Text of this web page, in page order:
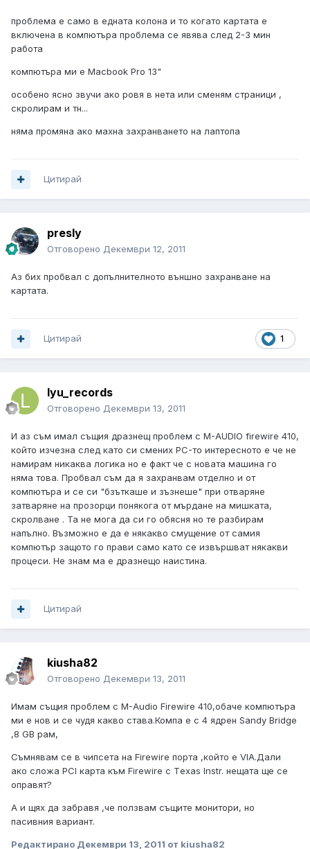
проблема е само в едната колона и то когато картата е
включена в компютъра проблема се явява след 2-3 мин
работа
компютъра ми е Macbook Pro 13"
особено ясно звучи ако ровя в нета или сменям страници ,
скролирам и тн...
няма промяна ако махна захранването на лаптопа
Цитирай
presly
Отговорено Декември 12, 2011
Аз бих пробвал с допълнителното външно захранване на
картата.
1
Цитирай
lyu_records
Отговорено Декември 13, 2011
И аз съм имал същия дразнещ проблем с M-AUDIO firewire 410,
който изчезна след като си смених PC-то интересното е че не
намирам никаква логика но е факт че с новата машина го
няма това. Пробвал съм да я захранвам отделно и от
компютъра и се си "бзъткаше и зъзнеше" при отваряне
затваряне на прозорци понякога от мърдане на мишката,
скролване . Та не мога да си го обясня но те разбирам
напълно. Възможно е да е някакво смущение от самия
компютър защото го прави само като се извършват някакви
процеси. Не знам ма е дразнещо наистина.
Цитирай
kiusha82
Отговорено Декември 13, 2011
Имам същия проблем с M-Audio Firewire 410,обаче компютъра
ми е нов и се чудя какво става.Компа е с 4 ядрен Sandy Bridge
,8 GB рам,
Съмнявам се в чипсета на Firewire порта ,който е VIA.Дали
ако сложа PCI карта към Firewire с Тexas Instr. нещата ще се
оправят?
А и щях да забравя ,че ползвам същите монитори, но
пасивния вариант.
Редактирано Декември 13, 2011 от kiusha82